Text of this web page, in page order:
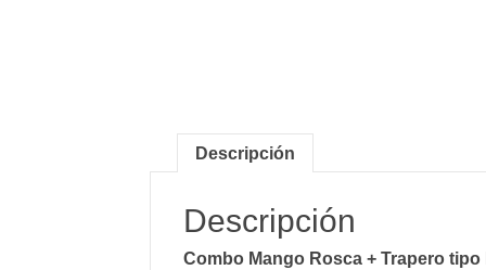
Descripción
Descripción
Combo Mango Rosca + Trapero tipo